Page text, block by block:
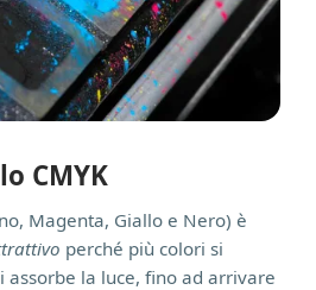
CMYK
Magenta, Giallo e Nero) è
perché più colori si
assorbe la luce, fino ad arrivare